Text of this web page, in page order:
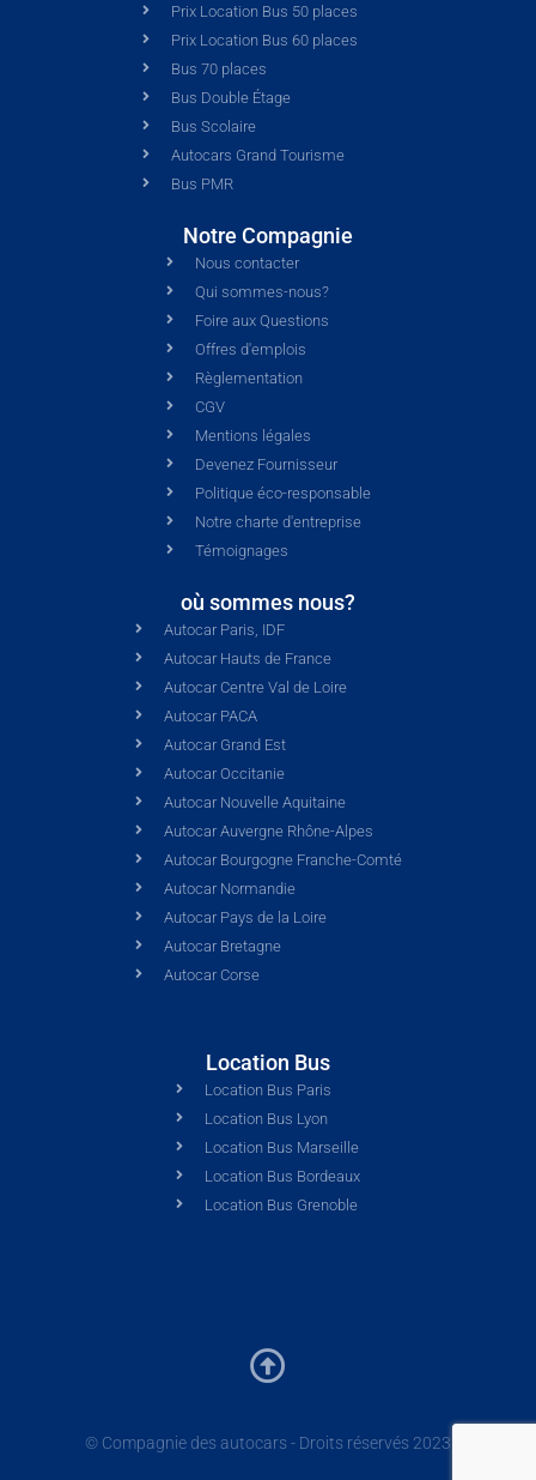
Prix Location Bus 50 places
Prix Location Bus 60 places
Bus 70 places
Bus Double Étage
Bus Scolaire
Autocars Grand Tourisme
Bus PMR
Notre Compagnie
Nous contacter
Qui sommes-nous?
Foire aux Questions
Offres d'emplois
Règlementation
CGV
Mentions légales
Devenez Fournisseur
Politique éco-responsable
Notre charte d'entreprise
Témoignages
où sommes nous?
Autocar Paris, IDF
Autocar Hauts de France
Autocar Centre Val de Loire
Autocar PACA
Autocar Grand Est
Autocar Occitanie
Autocar Nouvelle Aquitaine
Autocar Auvergne Rhône-Alpes
Autocar Bourgogne Franche-Comté
Autocar Normandie
Autocar Pays de la Loire
Autocar Bretagne
Autocar Corse
Location Bus
Location Bus Paris
Location Bus Lyon
Location Bus Marseille
Location Bus Bordeaux
Location Bus Grenoble
© Compagnie des autocars - Droits réservés 2023